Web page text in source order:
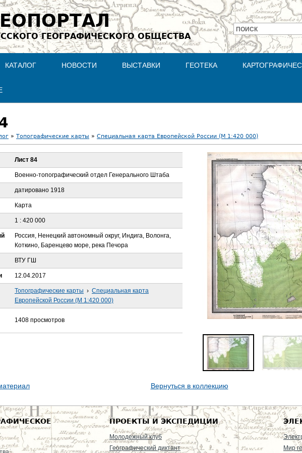
Jump to navigation
ГЕОГРАФИЧЕСКОГО ОБЩЕСТВА
Форма
поиска
ПОИСК
КАТАЛОГ НОВОСТИ ВЫСТАВКИ ГЕОТЕКА
» Топографические карты » Специальная карта Европейской России (М 1:420 000)
Лист 84
Военно-топографический отдел Генерального Штаба
датировано 1918
Карта
1 : 420 000
Россия, Ненецкий автономный округ, Индига, Волонга,
Коткино, Баренцево море, река Печора
ВТУ ГШ
12.04.2017
Топографические карты › Специальная карта
Европейской России (М 1:420 000)
1408 просмотров
Вернуться в коллекцию
ПРОЕКТЫ И ЭКСПЕДИЦИИ
Молодежный клуб
Географический диктант
Мир